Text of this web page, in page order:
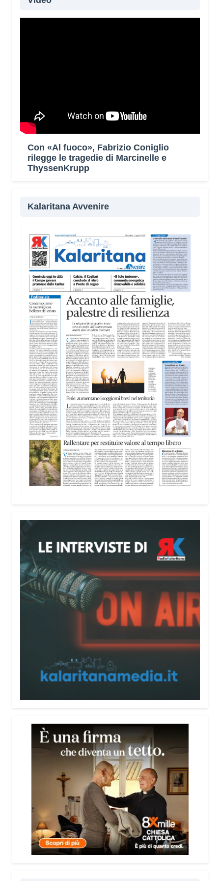
Il FestivalPercorsi Teatralidel Teatro del Segno è
in corso fino al 16 agosto a Santulussurgiu. Tra i
protagonisti anche Fabrizio Coniglio, che porta in
prima regionale Al Fuoco
, uno spettacolo dedicato
a due tragedie legate alla sicurezza sul lavoro,
quella di Marcinelle e quella della ThyssenKrupp.
, “Al fuoco”, –ha detto il protagonista ai
microfoni di Radio Kalaritana
nessuna delle due tragedie le persone hanno avuto
il tempo di gridare “al fuoco”. È successo tutto così
reagire. Il titolo rappresenta quindi quel grido
disperato che, in quelle circostanze, purtroppo non
è mai stato possibile pronunciare.
Due tragedie avvenute in epoche diverse, ma
accomunate da un tema ancora
drammaticamente attuale: la sicurezza sul
lavoro.
Esatto. Parliamo di una tragedia degli anni
Cinquanta che, purtroppo, si è ripetuta nel tempo,
fino alla ThyssenKrupp nel 2007 e oltre. Al centro
Con «Al fuoco», Fabrizio Coniglio
rilegge le tragedie di Marcinelle e
ThyssenKrupp
Kalaritana Avvenire